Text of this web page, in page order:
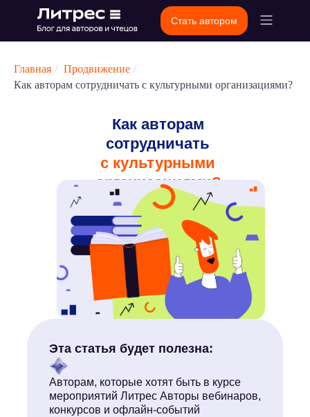
Стать автором
Главная / Продвижение /
Как авторам сотрудничать с культурными организациями?
Как авторам
сотрудничать
с культурными
организациями?
Эта статья будет полезна:
Авторам, которые хотят быть в курсе
мероприятий Литрес Авторы вебинаров,
конкурсов и офлайн-событий